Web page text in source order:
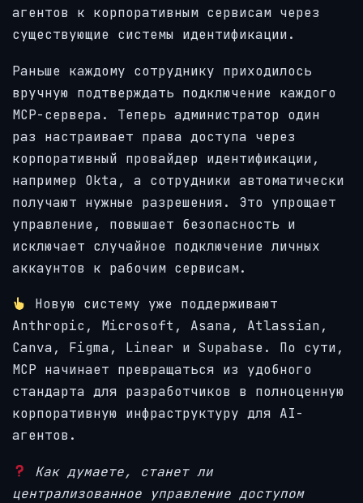
агентов к корпоративным сервисам через
существующие системы идентификации.
Раньше каждому сотруднику приходилось
вручную подтверждать подключение каждого
MCP-сервера. Теперь администратор один
раз настраивает права доступа через
корпоративный провайдер идентификации,
например Okta, а сотрудники автоматически
получают нужные разрешения. Это упрощает
управление, повышает безопасность и
исключает случайное подключение личных
аккаунтов к рабочим сервисам.
Новую систему уже поддерживают
Anthropic, Microsoft, Asana, Atlassian,
Canva, Figma, Linear и Supabase. По сути,
MCP начинает превращаться из удобного
стандарта для разработчиков в полноценную
корпоративную инфраструктуру для AI-
агентов.
Как думаете, станет ли
централизованное управление доступом